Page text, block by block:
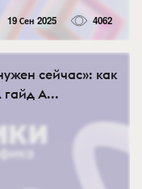
19 Сен 2025 4062
сейчас»: как
A...